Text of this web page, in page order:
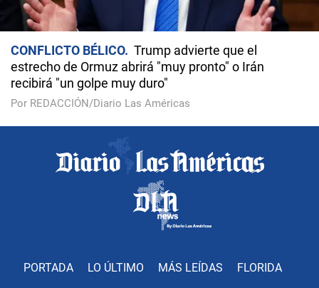
CONFLICTO BÉLICO
Trump advierte que el
estrecho de Ormuz abrirá "muy pronto" o Irán
recibirá "un golpe muy duro"
Por REDACCIÓN/Diario Las Américas
PORTADA LO ÚLTIMO MÁS LEÍDAS FLORIDA